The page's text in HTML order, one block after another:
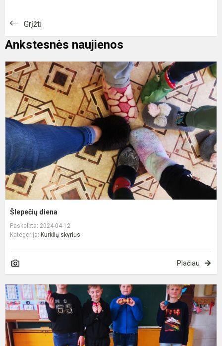
Grįžti
Ankstesnės naujienos
Šlepečių diena
Paskelbta: 2024-04-12
Kategorija: Kurklių skyrius
Plačiau